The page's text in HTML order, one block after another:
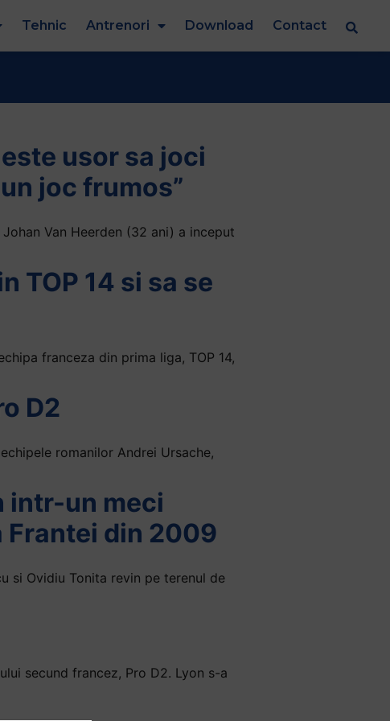
Tehnic Antrenori Download Contact
usor sa joci
joc frumos”
Van Heerden (32 ani) a inceput
TOP 14 si sa se
franceza din prima liga, TOP 14,
D2
romanilor Andrei Ursache,
intr-un meci
Frantei din 2009
si Ovidiu Tonita revin pe terenul de
secund francez, Pro D2. Lyon s-a